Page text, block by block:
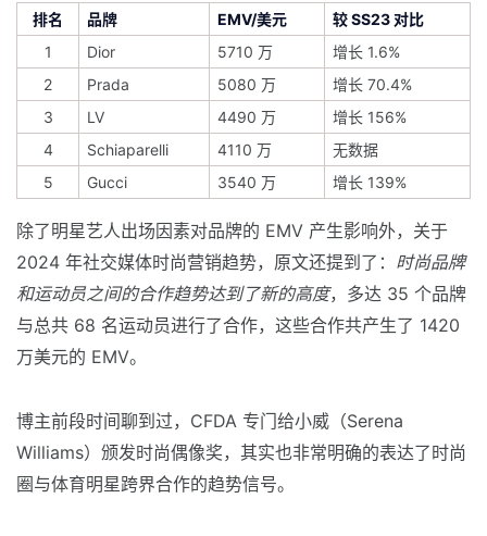
排名 品牌 EMV/美元
较 SS23 对比
1
Dior 5710 万
增长 1.6%
2
Prada 5080 万
增长 70.4%
3
LV 4490 万
增长 156%
4
Schiaparelli 4110 万
无数据
5
Gucci 3540 万 增长 139%
除了明星艺人出场因素对品牌的 EMV 产生影响外，关于
2024 年社交媒体时尚营销趋势，原文还提到了： 时尚品牌
和运动员之间的合作趋势达到了新的高度，多达 35 个品牌
与总共 68 名运动员进行了合作，这些合作共产生了 1420
万美元的 EMV。
博主前段时间聊到过，CFDA 专门给小威（Serena
Williams）颁发时尚偶像奖，其实也非常明确的表达了时尚
圈与体育明星跨界合作的趋势信号。